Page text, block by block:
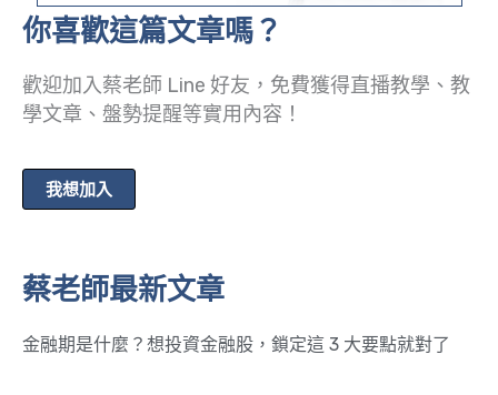
你喜歡這篇文章嗎？
歡迎加入蔡老師 Line 好友，免費獲得直播教學、教
學文章、盤勢提醒等實用內容！
我想加入
蔡老師最新文章
金融期是什麼？想投資金融股，鎖定這 3 大要點就對了